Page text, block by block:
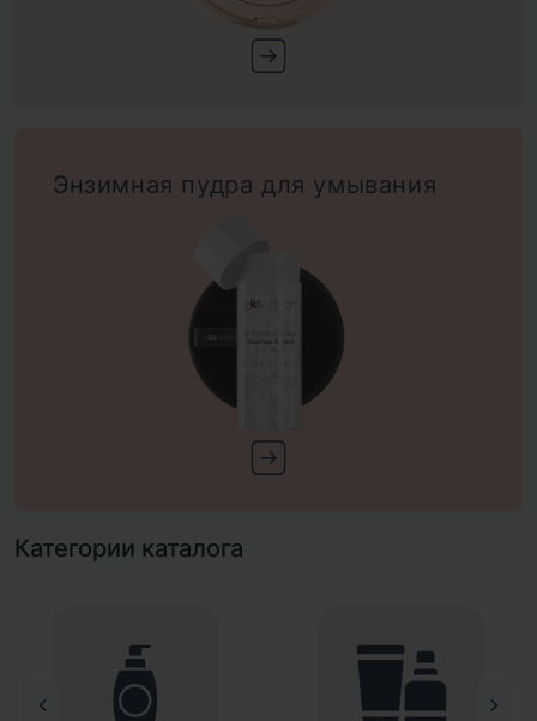
Энзимная пудра для умывания
Категории каталога